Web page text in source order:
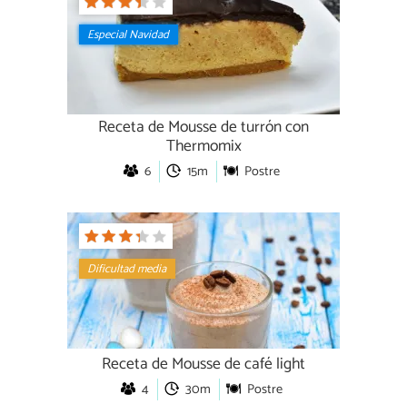
Especial Navidad
Receta de Mousse de turrón con
Thermomix
6 15m Postre
Dificultad media
Receta de Mousse de café light
4 30m Postre